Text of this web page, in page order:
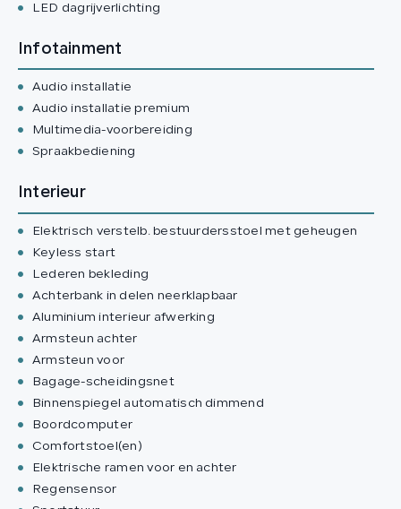
LED dagrijverlichting
Infotainment
Audio installatie
Audio installatie premium
Multimedia-voorbereiding
Spraakbediening
Interieur
Elektrisch verstelb. bestuurdersstoel met geheugen
Keyless start
Lederen bekleding
Achterbank in delen neerklapbaar
Aluminium interieur afwerking
Armsteun achter
Armsteun voor
Bagage-scheidingsnet
Binnenspiegel automatisch dimmend
Boordcomputer
Comfortstoel(en)
Elektrische ramen voor en achter
Regensensor